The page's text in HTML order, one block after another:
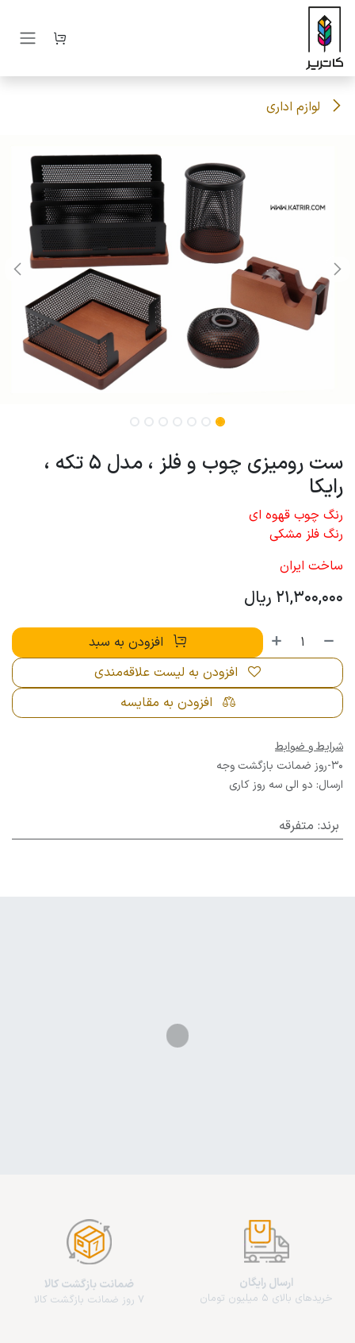
صرف نظر و مشاهده محتوا
لوازم اداری
ست رومیزی چوب و فلز ، مدل 5 تکه ،
رایکا
رنگ چوب قهوه ای
رنگ فلز مشکی
ساخت ایران
21,300,000 ریال
افزودن به سبد
افزودن به مقایسه
افزودن به لیست علاقه‌مندی
شرایط و ضوابط
30-روز ضمانت بازگشت وجه
ارسال: دو الی سه روز کاری
برند: متفرقه
ارسال رایگان
خریدهای بالای 5 میلیون تومان
ضمانت بازگشت کالا
7 روز ضمانت بازگشت کالا